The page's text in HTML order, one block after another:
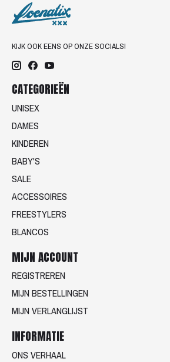
KIJK OOK EENS OP ONZE SOCIALS!
CATEGORIEËN
UNISEX
DAMES
KINDEREN
BABY'S
SALE
ACCESSOIRES
FREESTYLERS
BLANCOS
MIJN ACCOUNT
REGISTREREN
MIJN BESTELLINGEN
MIJN VERLANGLIJST
INFORMATIE
ONS VERHAAL